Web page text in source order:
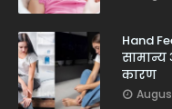
Hand
कारण